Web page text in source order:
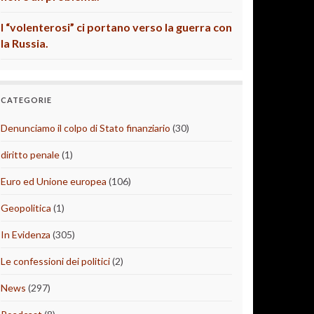
I “volenterosi” ci portano verso la guerra con
la Russia.
CATEGORIE
Denunciamo il colpo di Stato finanziario (30)
diritto penale(1)
Euro ed Unione europea (106)
Geopolitica (1)
In Evidenza (305)
Le confessioni dei politici(2)
News (297)